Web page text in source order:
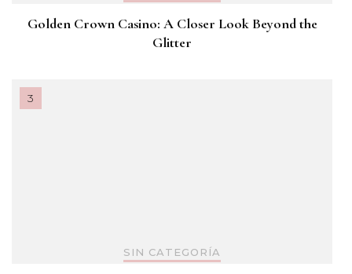
Golden Crown Casino: A Closer Look Beyond the
Glitter
SIN CATEGORÍA